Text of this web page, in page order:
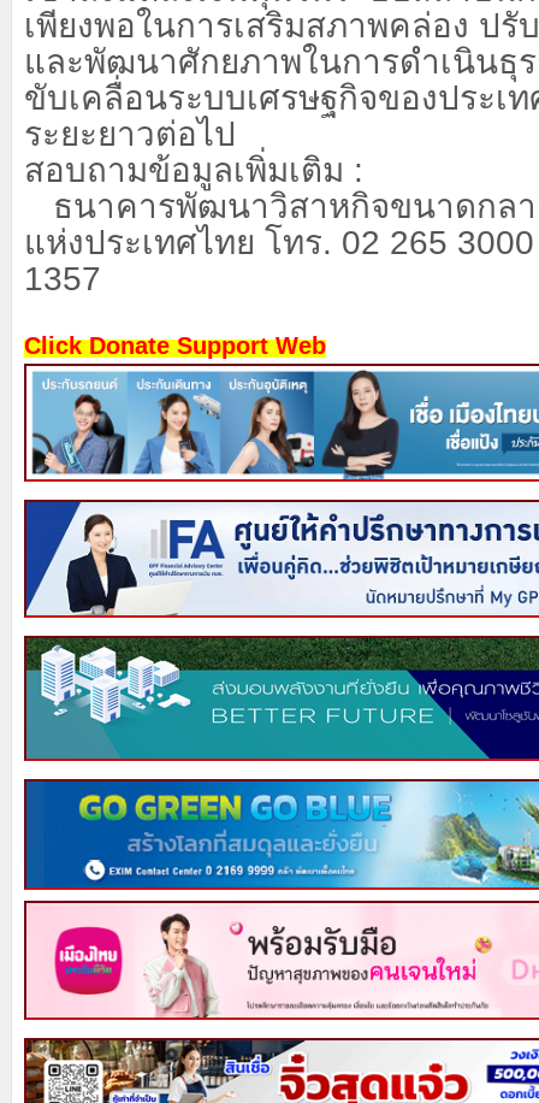
เพียงพอในการเสริมสภาพคล่อง ปรั
และพัฒนาศักยภาพในการดำเนินธุร
ขับเคลื่อนระบบเศรษฐกิจของประเ
ระยะยาวต่อไป
สอบถามข้อมูลเพิ่มเติม :
ธนาคารพัฒนาวิสาหกิจขนาดกล
แห่งประเทศไทย โทร. 02 265
1357
Click Donate Support Web